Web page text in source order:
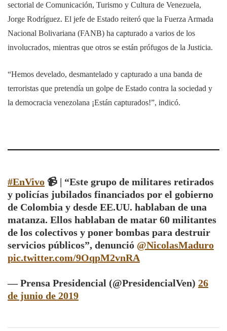
sectorial de Comunicación, Turismo y Cultura de Venezuela,
Jorge Rodríguez. El jefe de Estado reiteró que la Fuerza Armada
Nacional Bolivariana (FANB) ha capturado a varios de los
involucrados, mientras que otros se están prófugos de la Justicia.
“Hemos develado, desmantelado y capturado a una banda de
terroristas que pretendía un golpe de Estado contra la sociedad y
la democracia venezolana ¡Están capturados!”, indicó.
#EnVivo 📹 | “Este grupo de militares retirados
y policías jubilados financiados por el gobierno
de Colombia y desde EE.UU. hablaban de una
matanza. Ellos hablaban de matar 60 militantes
de los colectivos y poner bombas para destruir
servicios públicos”, denunció @NicolasMaduro
pic.twitter.com/9OqpM2vnRA
— Prensa Presidencial (@PresidencialVen) 26
de junio de 2019